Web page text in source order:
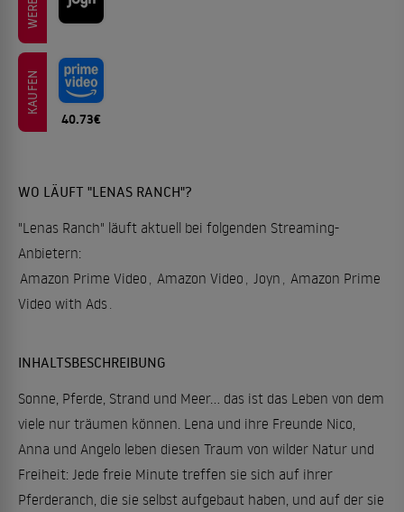
KAUFEN
40.73€
WO LÄUFT "LENAS RANCH"?
"Lenas Ranch" läuft aktuell bei folgenden Streaming-
Anbietern:
Amazon Prime Video , Amazon Video , Joyn , Amazon Prime
Video with Ads.
INHALTSBESCHREIBUNG
Sonne, Pferde, Strand und Meer... das ist das Leben von dem
viele nur träumen können. Lena und ihre Freunde Nico,
Anna und Angelo leben diesen Traum von wilder Natur und
Freiheit: Jede freie Minute treffen sie sich auf ihrer
Pferderanch, die sie selbst aufgebaut haben, und auf der sie